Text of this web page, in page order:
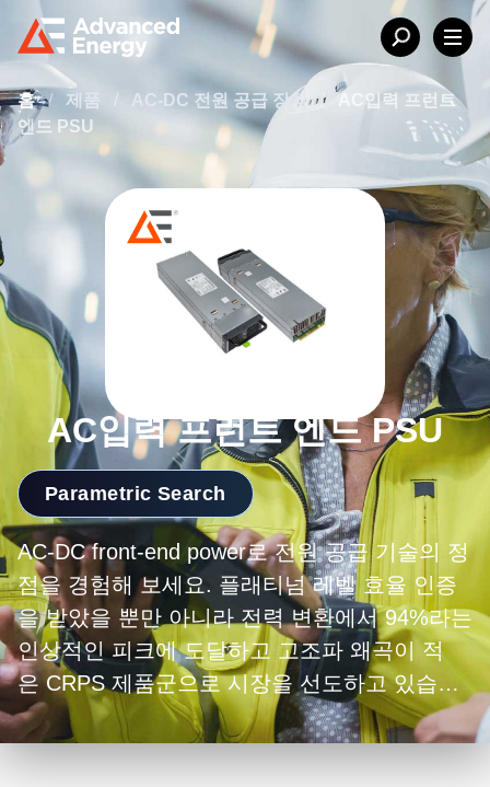
홈 / 제품 / AC-DC 전원 공급 장치 /
AC입력 프런트
엔드 PSU
AC입력 프런트 엔드 PSU
Parametric Search
AC-DC front-end power로 전원 공급 기술의 정
점을 경험해 보세요. 플래티넘 레벨 효율 인증
을 받았을 뿐만 아니라 전력 변환에서 94%라는
인상적인 피크에 도달하고 고조파 왜곡이 적
은 CRPS 제품군으로 시장을 선도하고 있습니
다. 다양한 제품군과 더불어 DS, OCP-
compliant, UFE 및 HFE 제품군은 비슷한 등급